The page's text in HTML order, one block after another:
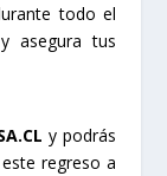
todo el
asegura tus
y podrás
regreso a